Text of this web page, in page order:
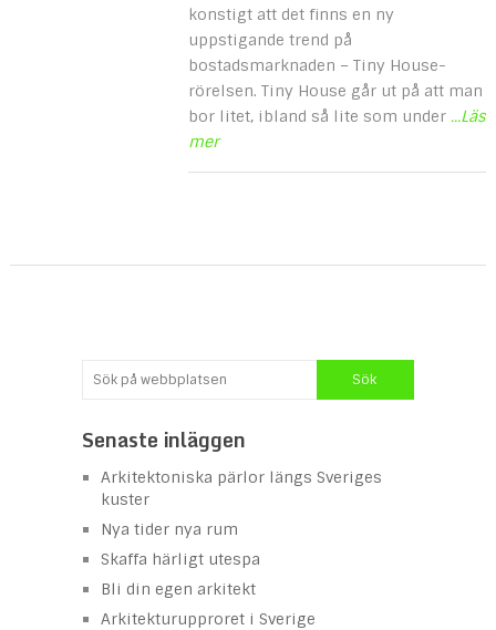
konstigt att det finns en ny
uppstigande trend på
bostadsmarknaden – Tiny House-
rörelsen. Tiny House går ut på att man
bor litet, ibland så lite som under ...Läs
mer
Senaste inläggen
Arkitektoniska pärlor längs Sveriges
kuster
Nya tider nya rum
Skaffa härligt utespa
Bli din egen arkitekt
Arkitekturupproret i Sverige